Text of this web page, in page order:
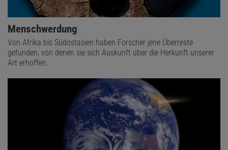
Menschwerdung
Von Afrika bis Südostasien haben Forscher jene Überreste
gefunden, von denen sie sich Auskunft über die Herkunft unserer
Art erhoffen.